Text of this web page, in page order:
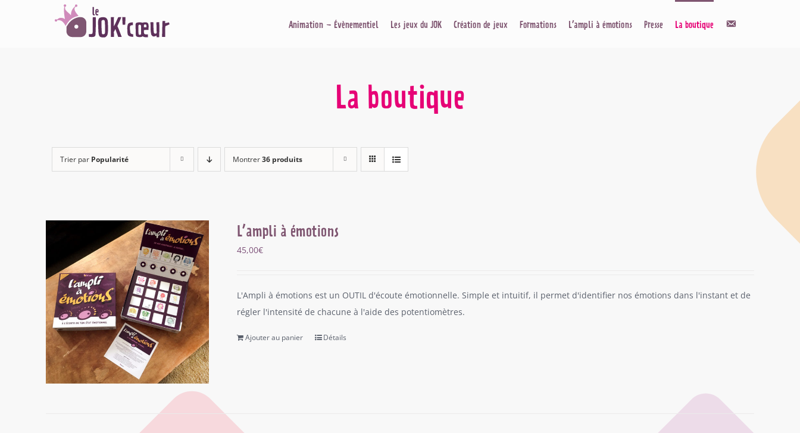
Animation – Évènementiel Les jeux du JOK Création de jeux Formations L’ampli à émotions Presse La boutique
La boutique
Trier par Popularité Montrer36 produits
L’ampli à émotions
45,00€
L'Ampli à émotions est un OUTIL d'écoute émotionnelle. Simple et intuitif, il permet d'identifier nos émotions dans l'instant et de
régler l'intensité de chacune à l'aide des potentiomètres.
Ajouter au panier Détails